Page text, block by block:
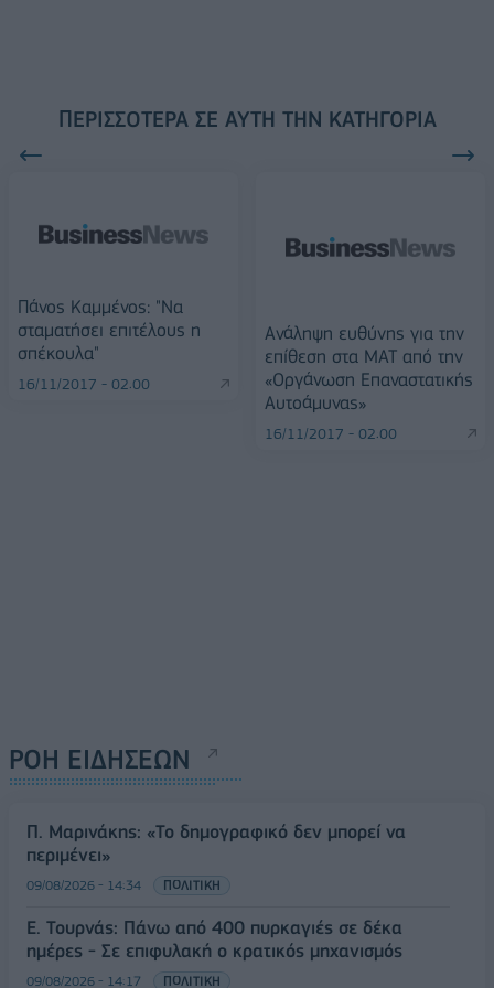
ΠΕΡΙΣΣΌΤΕΡΑ ΣΕ ΑΥΤΉ ΤΗΝ ΚΑΤΗΓΟΡΊΑ
Πάνος Καμμένος: "Να
σταματήσει επιτέλους η
σπέκουλα"
16/11/2017 - 02:00
Ανάληψη ευθύνης για την
επίθεση στα ΜΑΤ από την
«Οργάνωση Επαναστατικής
Αυτοάμυνας»
16/11/2017 - 02:00
ΡΟΗ ΕΙΔΗΣΕΩΝ
Π. Μαρινάκης: «Το δημογραφικό δεν μπορεί να
περιμένει»
09/08/2026 - 14:34 ΠΟΛΙΤΙΚΗ
Ε. Τουρνάς: Πάνω από 400 πυρκαγιές σε δέκα
ημέρες - Σε επιφυλακή ο κρατικός μηχανισμός
09/08/2026 - 14:17 ΠΟΛΙΤΙΚΗ